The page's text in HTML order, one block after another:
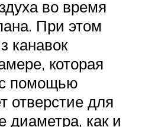
во время
При этом
канавок
которая
помощью
отверстие для
диаметра, как и